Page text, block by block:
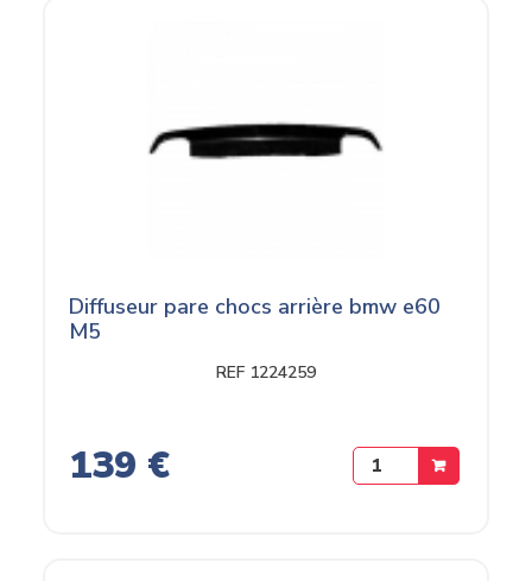
Diffuseur pare chocs arrière bmw e60
M5
REF 1224259
139 €